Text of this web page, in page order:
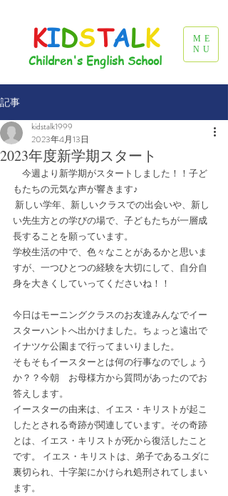
ME
NU
KIDSTALK
Children's English School
記事
2023年度新学期スタート
kidstalk1999
2023年4月13日
今週より新学期がスタートしました！！子ど
もたちの元気な声が響きます♪
い先生方との学びの場で、子どもたちが一層成
長することを願っています。
学校生活の中で、色々なことがあるかと思いま
すが、一つひとつの経験を大切にして、自分自
身を大きくしていってくださいね！！
今日はモーニングクラスのお友達みんなでイー
スターハントへ出かけました。ちょっと遠出で
イナツケ公園まで行ってまいりました。
そもそもイースターとは何の行事なのでしょう
か？？今朝　お母様方から質問があったのでお
答えします。
イースターの由来は、イエス・キリストが起こ
したとされる奇跡が関連しています。その奇跡
とは、イエス・キリストが死から復活したこと
です。 イエス・キリストは、弟子であるユダに
裏切られ、十字架にかけられ処刑されてしまい
ます。